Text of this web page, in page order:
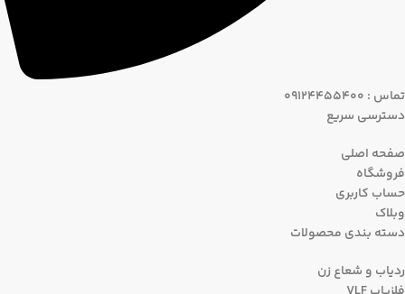
تماس : 09124455400
دسترسی سریع
صفحه اصلی
فروشگاه
حساب کاربری
وبلاک
دسته بندی محصولات
ردیاب و شعاع زن